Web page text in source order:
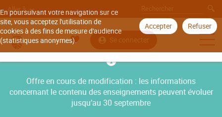
En poursuivant votre navigation sur ce
site, vous acceptez l'utilisation de
cookies à des fins de mesure d'audience
(statistiques anonymes).
Accepter Refuser
Aller à
Se connecter
Offre en cours de modification : les informations
concernant le contenu des enseignements peuvent évoluer
jusqu’au 30 septembre